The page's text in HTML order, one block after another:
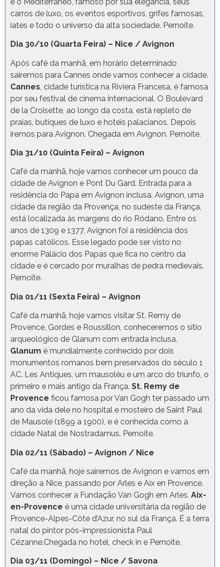
carros de luxo, os eventos esportivos, grifes famosas,
iates e todo o universo da alta sociedade. Pernoite.
Dia 30/10 (Quarta Feira) – Nice / Avignon
Após café da manhã, em horário determinado
sairemos para Cannes onde vamos conhecer a cidade.
Cannes , cidade turística na Riviera Francesa, é famosa
por seu festival de cinema internacional. O Boulevard
de la Croisette, ao longo da costa, está repleto de
praias, butiques de luxo e hotéis palacianos. Depois
iremos para Avignon. Chegada em Avignon. Pernoite.
Dia 31/10 (Quinta Feira) – Avignon
Café da manhã, hoje vamos conhecer um pouco da
cidade de Avignon e Pont Du Gard. Entrada para a
residência do Papa em Avignon inclusa. Avignon, uma
cidade da região da Provença, no sudeste da França,
está localizada às margens do rio Ródano. Entre os
anos de 1309 e 1377, Avignon foi a residência dos
papas católicos. Esse legado pode ser visto no
enorme Palácio dos Papas que fica no centro da
cidade e é cercado por muralhas de pedra medievais.
Pernoite.
Dia 01/11 (Sexta Feira) – Avignon
Café da manhã, hoje vamos visitar St. Remy de
Provence, Gordes e Roussillon, conheceremos o sítio
arqueológico de Glanum com entrada inclusa.
Glanum é mundialmente conhecido por dois
monumentos romanos bem preservados do século 1
AC. Les Antiques, um mausoléu e um arco do triunfo, o
primeiro e mais antigo da França. St. Remy de
Provence ficou famosa por Van Gogh ter passado um
ano da vida dele no hospital e mosteiro de Saint Paul
de Mausole (1899 a 1900), e é conhecida como a
cidade Natal de Nostradamus. Pernoite.
Dia 02/11 (Sábado) – Avignon / Nice
Café da manhã, hoje sairemos de Avignon e vamos em
direção a Nice, passando por Arles e Aix en Provence.
Vamos conhecer a Fundação Van Gogh em Arles. Aix-
en-Provence é uma cidade universitária da região de
Provence-Alpes-Côte d’Azur, no sul da França. É a terra
natal do pintor pós-impressionista Paul
Cézanne.Chegada no hotel, check in e Pernoite.
Dia 03/11 (Domingo) – Nice / Savona